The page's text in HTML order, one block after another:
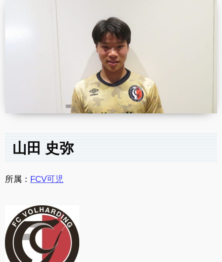
山田 史弥
所属： FCV可児